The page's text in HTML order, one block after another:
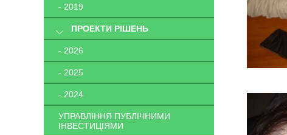
- 2019
ПРОЕКТИ РІШЕНЬ
- 2026
- 2025
- 2024
УПРАВЛІННЯ ПУБЛІЧНИМИ
ІНВЕСТИЦІЯМИ